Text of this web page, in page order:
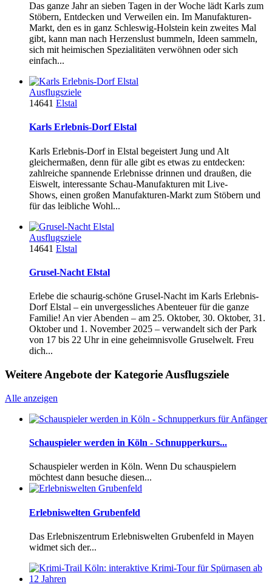
Das ganze Jahr an sieben Tagen in der Woche lädt Karls zum
Stöbern, Entdecken und Verweilen ein. Im Manufakturen-
Markt, den es in ganz Schleswig-Holstein kein zweites Mal
gibt, kann man nach Herzenslust bummeln, Ideen sammeln,
sich mit heimischen Spezialitäten verwöhnen oder sich
einfach...
Ausflugsziele
14641 Elstal
Karls Erlebnis-Dorf Elstal
Karls Erlebnis-Dorf in Elstal begeistert Jung und Alt
gleichermaßen, denn für alle gibt es etwas zu entdecken:
zahlreiche spannende Erlebnisse drinnen und draußen, die
Eiswelt, interessante Schau-Manufakturen mit Live-
Shows, einen großen Manufakturen-Markt zum Stöbern und
für das leibliche Wohl...
Ausflugsziele
14641 Elstal
Grusel-Nacht Elstal
Erlebe die schaurig-schöne Grusel-Nacht im Karls Erlebnis-
Dorf Elstal – ein unvergessliches Abenteuer für die ganze
Familie! An vier Abenden – am 25. Oktober, 30. Oktober, 31.
Oktober und 1. November 2025 – verwandelt sich der Park
von 17 bis 22 Uhr in eine geheimnisvolle Gruselwelt. Freu
dich...
Weitere Angebote der Kategorie Ausflugsziele
Alle anzeigen
Schauspieler werden in Köln - Schnupperkurs...
Schauspieler werden in Köln. Wenn Du schauspielern
möchtest dann besuche diesen...
Erlebniswelten Grubenfeld
Das Erlebniszentrum Erlebniswelten Grubenfeld in Mayen
widmet sich der...